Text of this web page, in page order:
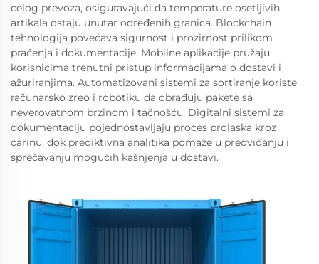
celog prevoza, osiguravajući da temperature osetljivih
artikala ostaju unutar određenih granica. Blockchain
tehnologija povećava sigurnost i prozirnost prilikom
praćenja i dokumentacije. Mobilne aplikacije pružaju
korisnicima trenutni pristup informacijama o dostavi i
ažuriranjima. Automatizovani sistemi za sortiranje koriste
računarsko zreo i robotiku da obrađuju pakete sa
neverovatnom brzinom i tačnošću. Digitalni sistemi za
dokumentaciju pojednostavljaju proces prolaska kroz
carinu, dok prediktivna analitika pomaže u predviđanju i
sprečavanju mogućih kašnjenja u dostavi.